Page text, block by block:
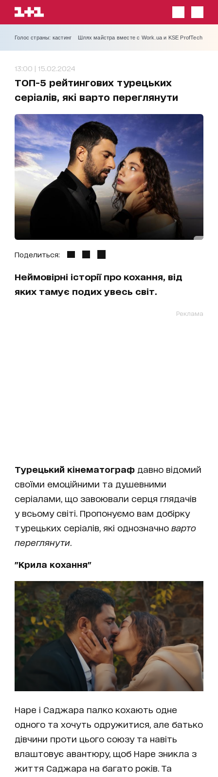
Голос страны: кастинг Шлях майстра вместе с Work.ua и KSE ProfTech
13:00 | 15.02.2024
ТОП-5 рейтингових турецьких
серіалів, які варто переглянути
Поделиться:
Неймовірні історії про кохання, від
яких тамує подих увесь світ.
Реклама
Турецький кінематограф давно відомий
своїми емоційними та душевними
серіалами, що завоювали серця глядачів
у всьому світі. Пропонуємо вам добірку
турецьких серіалів, які однозначно варто
переглянути
"Крила кохання"
Наре і Саджара палко кохають одне
одного та хочуть одружитися, але батько
дівчини проти цього союзу та навіть
влаштовує авантюру, щоб Наре зникла з
життя Саджара на багато років. Та